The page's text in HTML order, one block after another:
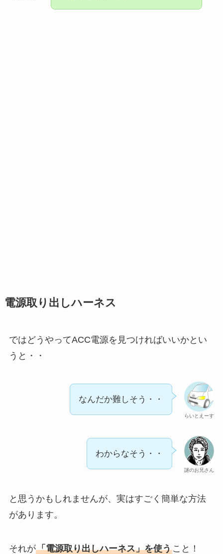
電源取り出しハーネス
ではどうやってACC電源を見つければいいかとい
うと・・
らいとえーす
なんだか難しそう・・
謎のお兄さん
わからなそう・・
と思うかもしれませんが、実はすごく簡単な方法
があります。
それが「電源取り出しハーネス」を使うこと！